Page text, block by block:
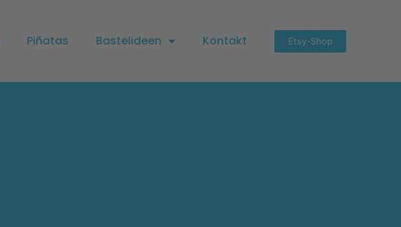
Piñatas Bastelideen Kontakt Etsy-Shop